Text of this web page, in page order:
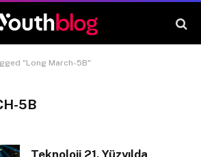
"Long March-5B"
5B
Teknoloji 21. Yüzyılda